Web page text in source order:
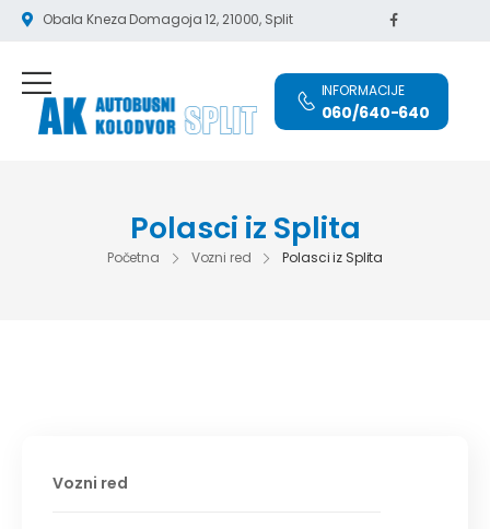
Obala Kneza Domagoja 12, 21000, Split
INFORMACIJE
060/640-640
Polasci iz Splita
Početna Vozni red Polasci iz Splita
Vozni red